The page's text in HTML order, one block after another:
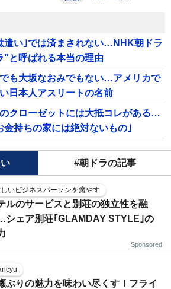
遣い｣では済まされない…NHK朝ドラ
"と呼ばれる本当の理由
も大坂なおみでもない…アメリカで
日本人アスリートの名前
クローゼットには大抵コレがある…
金持ちの家には絶対ないもの｣
#朝ドラの記事
いビジネスパーソンを癒やす
ルのサービスと別荘の独立性を融
シェア別荘｢GLAMDAY STYLE｣の
Sponsored
ぶりの魅力を味わい尽くす！フライ